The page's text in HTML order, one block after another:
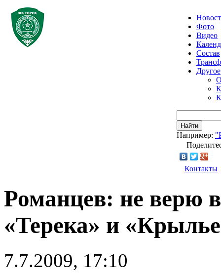
Фото
Видео
Состав
Другое
Найти
Например:
Контакты
Романцев: не верю
«Терека» и
7.7.2009, 17:10